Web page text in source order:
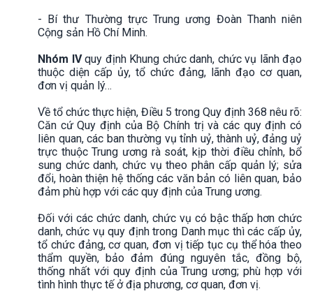
- Bí thư Thường trực Trung ương Đoàn Thanh niên
Cộng sản Hồ Chí Minh.
Nhóm IVquy định Khung chức danh, chức vụ lãnh đạo
thuộc diện cấp ủy, tổ chức đảng, lãnh đạo cơ quan,
đơn vị quản lý…
Về tổ chức thực hiện, Điều 5 trong Quy định 368 nêu rõ:
Căn cứ Quy định của Bộ Chính trị và các quy định có
liên quan, các ban thường vụ tỉnh uỷ, thành uỷ, đảng uỷ
trực thuộc Trung ương rà soát, kịp thời điều chỉnh, bổ
sung chức danh, chức vụ theo phân cấp quản lý; sửa
đổi, hoàn thiện hệ thống các văn bản có liên quan, bảo
đảm phù hợp với các quy định của Trung ương.
Đối với các chức danh, chức vụ có bậc thấp hơn chức
danh, chức vụ quy định trong Danh mục thì các cấp ủy,
tổ chức đảng, cơ quan, đơn vị tiếp tục cụ thể hóa theo
thẩm quyền, bảo đảm đúng nguyên tắc, đồng bộ,
thống nhất với quy định của Trung ương; phù hợp với
tình hình thực tế ở địa phương, cơ quan, đơn vị.